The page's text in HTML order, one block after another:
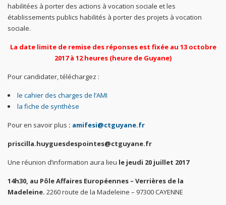
habilitées à porter des actions à vocation sociale et les
établissements publics habilités à porter des projets à vocation
sociale.
La date limite de remise des réponses est fixée au 13 octobre
2017à 12 heures (heure de Guyane)
Pour candidater, téléchargez :
le cahier des charges de l’AMI
la fiche de synthèse
Pour en savoir plus : amifesi@ctguyane.fr
priscilla.huyguesdespointes@ctguyane.fr
Une réunion d’information aura lieu le jeudi 20 juillet 2017
14h30, au Pôle Affaires Européennes – Verrières de la
Madeleine. 2260 route de la Madeleine – 97300 CAYENNE